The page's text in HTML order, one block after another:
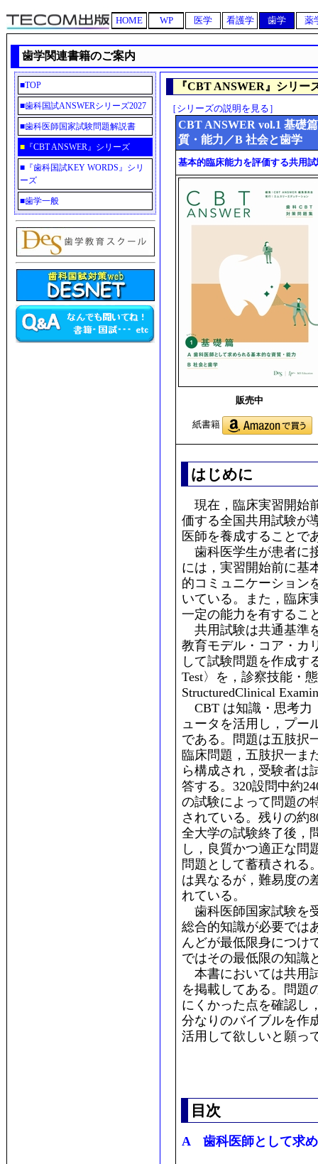
HOME WP 医学 看護学 歯学 薬
歯学関連書籍のご案内
■TOP
■歯科国試ANSWERシリーズ2027
■歯科医師国家試験問題解説書
■ 『CBT ANSWER』シリーズ
■ 『歯科国試KEY WORDS』シリ
ーズ
■歯学一般
『CBT ANSWER』シリー
［シリーズの説明を見る］
CBT ANSWER vol.1 基礎
質・能力／B 社会と歯学
基本的臨床能力を評価する共用
販売中
紙書籍
はじめに
現在，臨床実習開始
価する全国共用試験が
医師を養成することで
歯科医学生が患者に
には，実習開始前に基
的コミュニケーション
いている。また，臨床
一定の能力を有するこ
共用試験は共通基準
教育モデル・コア・カ
して試験問題を作成す
Test〉を，診察技能・
StructuredClinical
CBT は知識・思考力
ュータを活用し，プー
である。問題は五肢択
臨床問題，五肢択一ま
ら構成され，受験者は
答する。320設問中約
の試験によって問題の
されている。残りの約
全大学の試験終了後，
し，良質かつ適正な問
問題として蓄積される
は異なるが，難易度の
れている。
歯科医師国家試験を
総合的知識が必要では
んどが最低限身につけ
ではその最低限の知識
本書においては共用
を掲載してある。問題
にくかった点を確認し
分なりのバイブルを作
活用して欲しいと願っ
目次
A 歯科医師として求